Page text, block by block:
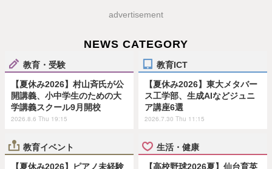
advertisement
NEWS CATEGORY
教育・受験
【夏休み2026】村山斉氏が公
開講義、小中学生のための大
学講義スクール9月開校
2026.8.6 Thu 19:15
教育ICT
【夏休み2026】東大メタバー
ス工学部、生成AIなどジュニ
ア講座6選
2026.7.30 Thu 11:15
教育イベント
【夏休み2026】ピアノ未経験
生活・健康
【高校野球2026夏】仙台育英